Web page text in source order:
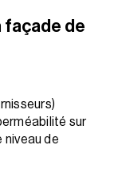
façade de
sur
niveau de